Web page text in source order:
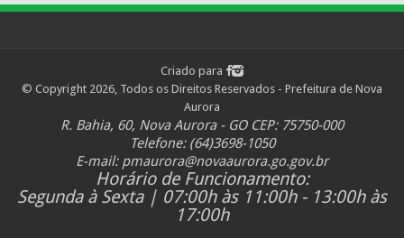
Criado para
© Copyright 2026, Todos os Direitos Reservados - Prefeitura de Nova
Aurora
R. Bahia, 60, Nova Aurora - GO CEP: 75750-000
Telefone: (64)3698-1050
E-mail: pmaurora@novaaurora.go.gov.br
Horário de Funcionamento:
Segunda à Sexta | 07:00h às 11:00h - 13:00h às
17:00h